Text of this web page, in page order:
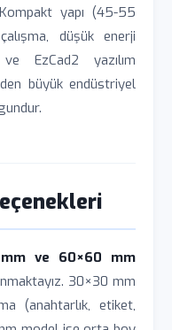
yapı (45-55
düşük enerji
EzCad2 yazılım
büyük endüstriyel
ve 60×60 mm
30×30 mm
(anahtarlık, etiket,